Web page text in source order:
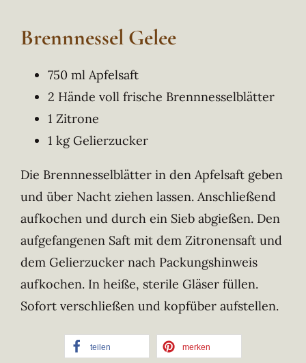
Brennnessel Gelee
750 ml Apfelsaft
2 Hände voll frische Brennnesselblätter
1 Zitrone
1 kg Gelierzucker
Die Brennnesselblätter in den Apfelsaft geben
und über Nacht ziehen lassen. Anschließend
aufkochen und durch ein Sieb abgießen. Den
aufgefangenen Saft mit dem Zitronensaft und
dem Gelierzucker nach Packungshinweis
aufkochen. In heiße, sterile Gläser füllen.
Sofort verschließen und kopfüber aufstellen.
teilen merken